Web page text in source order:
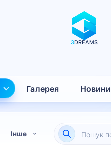
3DREAMS
Галерея Новини
Інше Пошук